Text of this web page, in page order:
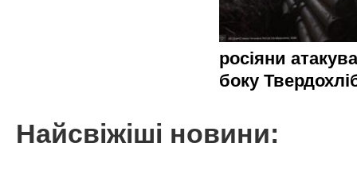
росіяни
боку
Найсвіжіші новини: